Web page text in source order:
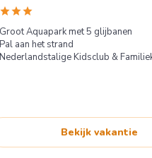
starstarstar
Groot Aquapark met 5 glijbanen
Pal aan het strand
Nederlandstalige Kidsclub &
Bekijk vakantie